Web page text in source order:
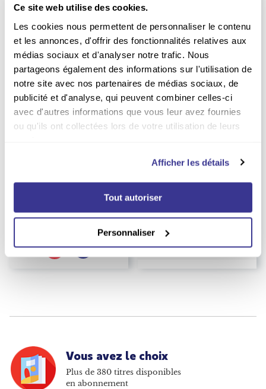
Ce site web utilise des cookies.
Les cookies nous permettent de personnaliser le contenu
et les annonces, d'offrir des fonctionnalités relatives aux
médias sociaux et d'analyser notre trafic. Nous
partageons également des informations sur l'utilisation de
notre site avec nos partenaires de médias sociaux, de
publicité et d'analyse, qui peuvent combiner celles-ci
avec d'autres informations que vous leur avez fournies
ou qu'ils ont collectées lors de votre utilisation de leurs
Afficher les détails
Tout autoriser
Personnaliser
Abonnement Parents
EUR 27.60 Prix kiosque
Vous avez le choix
Plus de 380 titres disponibles
en abonnement